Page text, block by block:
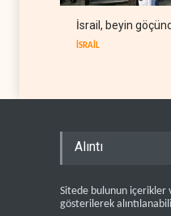
İsrail, beyin
İSRAİL
Alıntı
Sitede bulunun içerikler
gösterilerek